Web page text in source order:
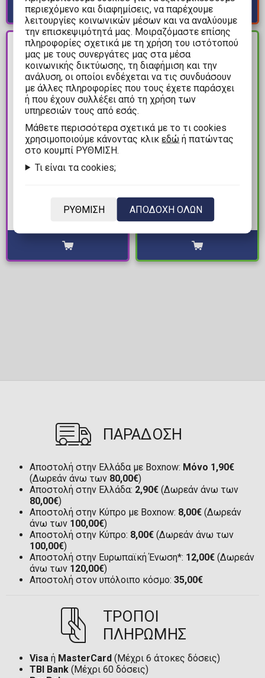
PRE-
ORDER
94,99€
Cantabile Φιγούρα
Αγαλματίδιο (20.5cm)
ΔΙΑΘΕΣΙΜΟ
Town - Farmer Claire
#2452 Nendoroid
Φιγούρα Δράσης (10cm)
Διαθέσιμα: 1
ΠΑΡΑΔΟΣΗ
Αποστολή στην Ελλάδα με Boxnow: Μόνο 1,90€
(Δωρεάν άνω των 80,00€)
Αποστολή στην Ελλάδα: 2,90€ (Δωρεάν άνω των
80,00€)
Αποστολή στην Κύπρο με Boxnow: 8,00€ (Δωρεάν
άνω των 100,00€)
Αποστολή στην Κύπρο: 8,00€ (Δωρεάν άνω των
100,00€)
Αποστολή στην Ευρωπαϊκή Ένωση*: 12,00€ (Δωρεάν
άνω των 120,00€)
Αποστολή στον υπόλοιπο κόσμο: 35,00€
ΤΡΟΠΟΙ
ΠΛΗΡΩΜΗΣ
Visa ή MasterCard (Μέχρι 6 άτοκες δόσεις)
TBI Bank (Μέχρι 60 δόσεις)
περιεχόμενο και διαφημίσεις, να παρέχουμε
λειτουργίες κοινωνικών μέσων και να αναλύουμε
την επισκεψιμότητά μας. Μοιραζόμαστε επίσης
πληροφορίες σχετικά με τη χρήση του ιστότοπού
μας με τους συνεργάτες μας στα μέσα
κοινωνικής δικτύωσης, τη διαφήμιση και την
ανάλυση, οι οποίοι ενδέχεται να τις συνδυάσουν
με άλλες πληροφορίες που τους έχετε παράσχει
ή που έχουν συλλέξει από τη χρήση των
υπηρεσιών τους από εσάς.
Mάθετε περισσότερα σχετικά με το τι cookies
χρησιμοποιούμε κάνοντας κλικεδώ ή πατώντας
στο κουμπί ΡΥΘΜΙΣΗ.
Τι είναι τα cookies;
ΡΥΘΜΙΣΗ ΑΠΟΔΟΧΗ ΟΛΩΝ